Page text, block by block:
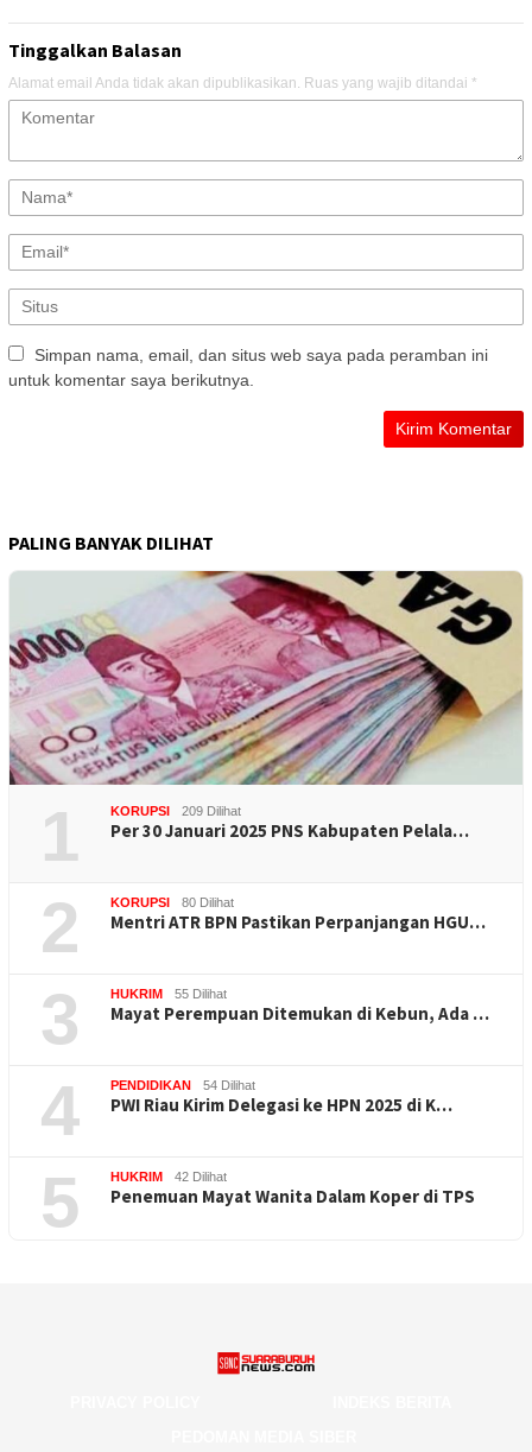
Tinggalkan Balasan
Alamat email Anda tidak akan dipublikasikan. Ruas yang wajib ditandai *
Simpan nama, email, dan situs web saya pada peramban ini
untuk komentar saya berikutnya.
PALING BANYAK DILIHAT
1 KORUPSI 209 Dilihat
Per 30 Januari 2025 PNS Kabupaten Pelala…
2 KORUPSI 80 Dilihat
Mentri ATR BPN Pastikan Perpanjangan HGU…
3 HUKRIM 55 Dilihat
Mayat Perempuan Ditemukan di Kebun, Ada …
4 PENDIDIKAN 54 Dilihat
PWI Riau Kirim Delegasi ke HPN 2025 di K…
5 HUKRIM 42 Dilihat
Penemuan Mayat Wanita Dalam Koper di TPS